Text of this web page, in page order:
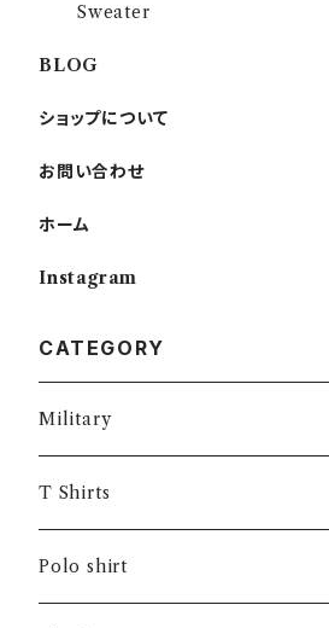
Sweater
BLOG
ショップについて
お問い合わせ
ホーム
Instagram
CATEGORY
Military
T Shirts
Polo shirt